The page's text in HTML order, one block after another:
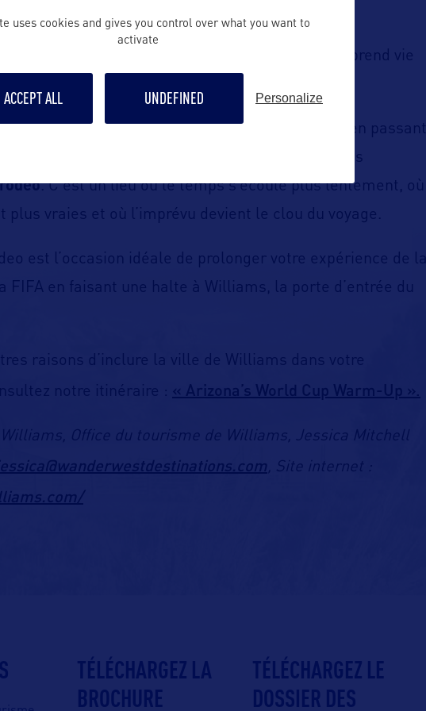
américain.
, c’est là que l’esprit du Far West prend vie
et d’août, à partir du mois de juillet.
le souffle à la course de barils fulgurante, en passant
le Williams Night Rodeo offre toute la palette des
. C’est un lieu où le temps s’écoule plus lentement, où
vraies et où l’imprévu devient le clou du voyage.
est l’occasion idéale de prolonger votre expérience de la
FIFA en faisant une halte à Williams, la porte d’entrée du
raisons d’inclure la ville de Williams dans votre
notre itinéraire : « Arizona’s World Cup Warm-Up ».
Office du tourisme de Williams, Jessica Mitchell
essica@wanderwestdestinations.com, Site internet :
TÉLÉCHARGEZ LA
BROCHURE
TÉLÉCHARGEZ LE
DOSSIER DES
uses cookies and gives you control over what you want to
activate
ALL UNDEFINED Personalize